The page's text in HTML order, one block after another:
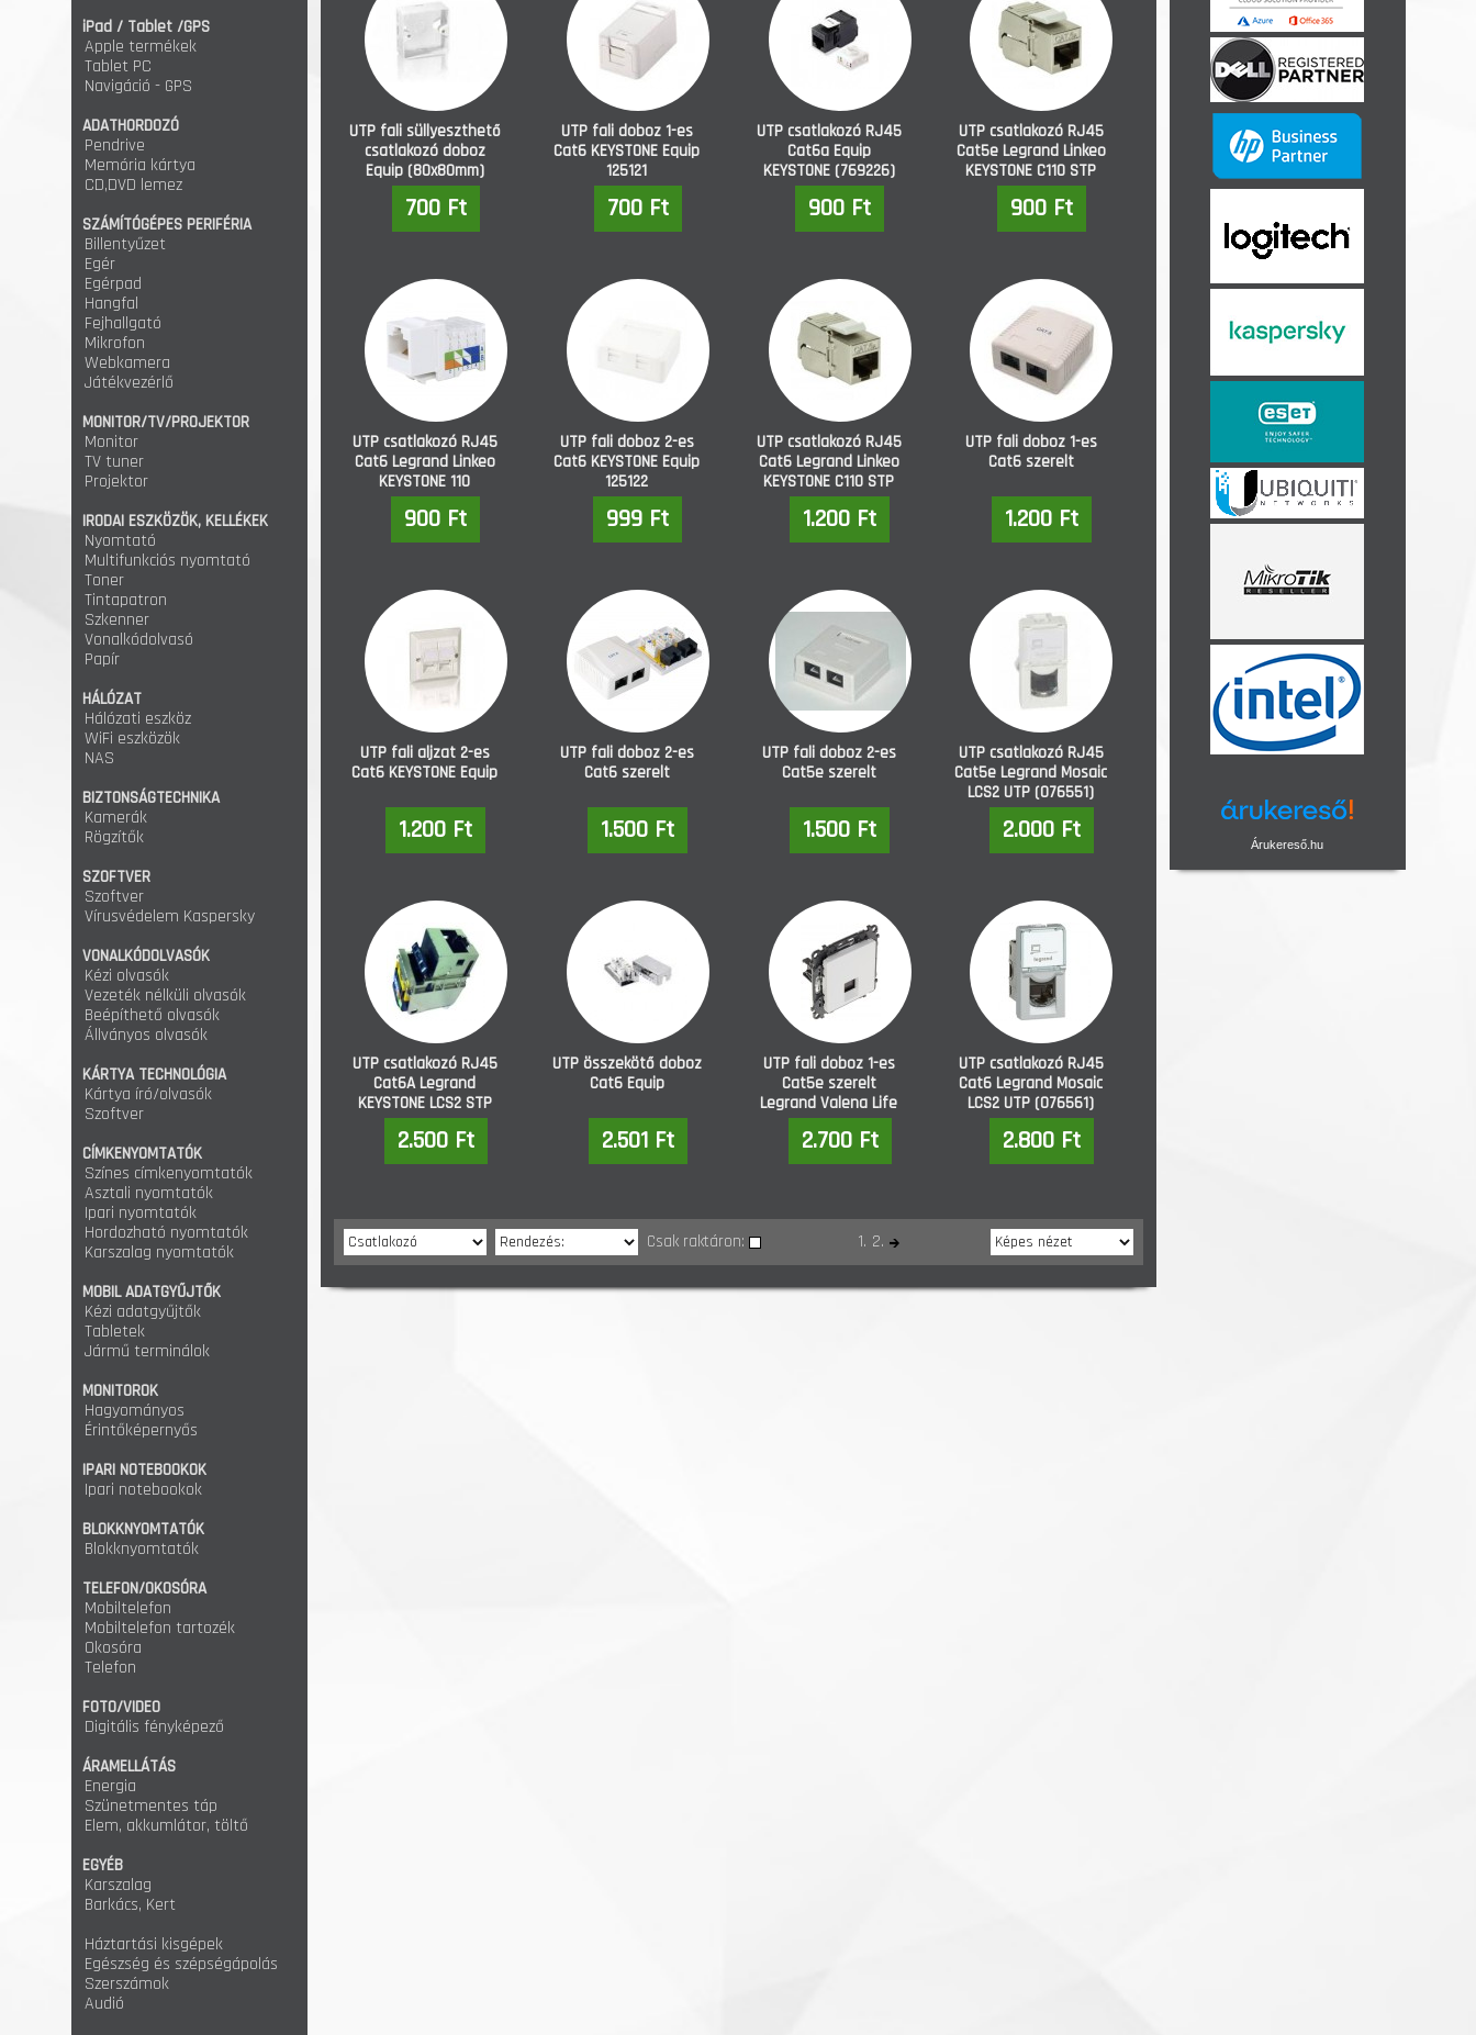
iPad / Tablet /GPS
Apple termékek
Tablet PC
Navigáció - GPS
ADATHORDOZÓ
Pendrive
Memória kártya
CD,DVD lemez
SZÁMÍTÓGÉPES PERIFÉRIA
Billentyűzet
Egér
Egérpad
Hangfal
Fejhallgató
Mikrofon
Webkamera
Játékvezérlő
MONITOR/TV/PROJEKTOR
Monitor
TV tuner
Projektor
IRODAI ESZKÖZÖK, KELLÉKEK
Nyomtató
Multifunkciós nyomtató
Toner
Tintapatron
Szkenner
Vonalkódolvasó
Papír
HÁLÓZAT
Hálózati eszköz
WiFi eszközök
NAS
BIZTONSÁGTECHNIKA
Kamerák
Rögzítők
SZOFTVER
Szoftver
Vírusvédelem Kaspersky
VONALKÓDOLVASÓK
Kézi olvasók
Vezeték nélküli olvasók
Beépíthető olvasók
Állványos olvasók
KÁRTYA TECHNOLÓGIA
Kártya író/olvasók
Szoftver
CÍMKENYOMTATÓK
Színes címkenyomtatók
Asztali nyomtatók
Ipari nyomtatók
Hordozható nyomtatók
Karszalag nyomtatók
MOBIL ADATGYŰJTŐK
Kézi adatgyűjtők
Tabletek
Jármű terminálok
MONITOROK
Hagyományos
Érintőképernyős
IPARI NOTEBOOKOK
Ipari notebookok
BLOKKNYOMTATÓK
Blokknyomtatók
TELEFON/OKOSÓRA
Mobiltelefon
Mobiltelefon tartozék
Okosóra
Telefon
FOTO/VIDEO
Digitális fényképező
ÁRAMELLÁTÁS
Energia
Szünetmentes táp
Elem, akkumlátor, töltő
EGYÉB
Karszalag
Barkács, Kert
Háztartási kisgépek
Egészség és szépségápolás
Szerszámok
Audió
UTP fali süllyeszthető
csatlakozó doboz
Equip (80x80mm)
700 Ft
UTP fali doboz 1-es
Cat6 KEYSTONE Equip
125121
700 Ft
UTP csatlakozó RJ45
Cat6a Equip
KEYSTONE (769226)
900 Ft
UTP csatlakozó RJ45
Cat5e Legrand Linkeo
KEYSTONE C110 STP
(632704)
900 Ft
UTP csatlakozó RJ45
Cat6 Legrand Linkeo
KEYSTONE 110
(632705)
900 Ft
UTP fali doboz 2-es
Cat6 KEYSTONE Equip
125122
999 Ft
UTP csatlakozó RJ45
Cat6 Legrand Linkeo
KEYSTONE C110 STP
(632706)
1.200 Ft
UTP fali doboz 1-es
Cat6 szerelt
1.200 Ft
UTP fali aljzat 2-es
Cat6 KEYSTONE Equip
1.200 Ft
UTP fali doboz 2-es
Cat6 szerelt
1.500 Ft
UTP fali doboz 2-es
Cat5e szerelt
1.500 Ft
UTP csatlakozó RJ45
Cat5e Legrand Mosaic
LCS2 UTP (076551)
2.000 Ft
UTP csatlakozó RJ45
Cat6A Legrand
KEYSTONE LCS2 STP
(033154)
2.500 Ft
UTP összekötő doboz
Cat6 Equip
2.501 Ft
UTP fali doboz 1-es
Cat5e szerelt
Legrand Valena Life
(753140)
2.700 Ft
UTP csatlakozó RJ45
Cat6 Legrand Mosaic
LCS2 UTP (076561)
2.800 Ft
Csak raktáron: 1. 2.
Árukereső.hu